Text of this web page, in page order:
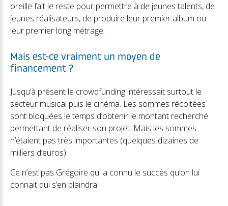
oreille fait le reste pour permettre à de jeunes talents, de
jeunes réalisateurs, de produire leur premier album ou
leur premier long métrage.
Mais est-ce vraiment un moyen de
financement ?
Jusqu’à présent le crowdfunding intéressait surtout le
secteur musical puis le cinéma. Les sommes récoltées
sont bloquées le temps d’obtenir le montant recherché
permettant de réaliser son projet. Mais les sommes
n’étaient pas très importantes (quelques dizaines de
milliers d’euros).
Ce n’est pas Grégoire qui a connu le succès qu’on lui
connait qui s’en plaindra.